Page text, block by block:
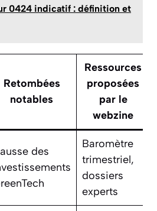
0424 indicatif : définition et
Retombées
notables
Ressources
proposées
par le
webzine
des
Baromètre
trimestriel,
dossiers
experts